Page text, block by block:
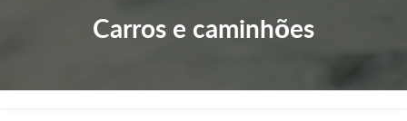
Carros e caminhões